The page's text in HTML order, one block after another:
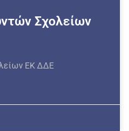
Σχολείων
ΕΚ ΔΔΕ